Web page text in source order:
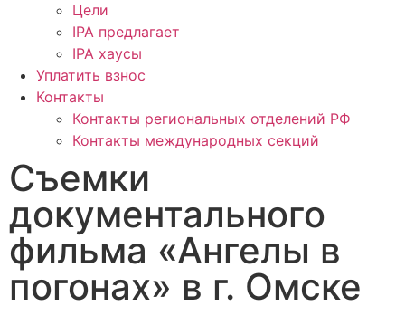
Цели
IPA предлагает
IPA хаусы
Уплатить взнос
Контакты
Контакты региональных отделений РФ
Контакты международных секций
Съемки
документального
фильма «Ангелы в
погонах» в г. Омске